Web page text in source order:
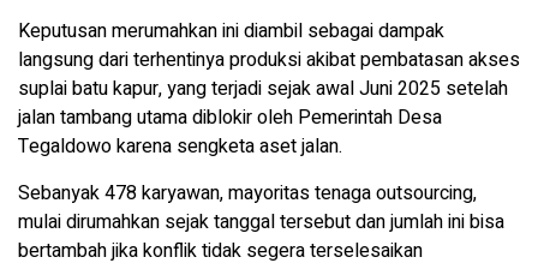
Keputusan merumahkan ini diambil sebagai dampak
langsung dari terhentinya produksi akibat pembatasan akses
suplai batu kapur, yang terjadi sejak awal Juni 2025 setelah
jalan tambang utama diblokir oleh Pemerintah Desa
Tegaldowo karena sengketa aset jalan.
Sebanyak 478 karyawan, mayoritas tenaga outsourcing,
mulai dirumahkan sejak tanggal tersebut dan jumlah ini bisa
bertambah jika konflik tidak segera terselesaikan